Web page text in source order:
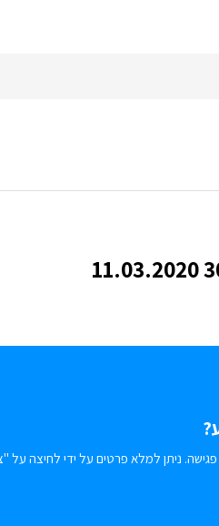
ניתן למלא פרטים על ידי לחיצה